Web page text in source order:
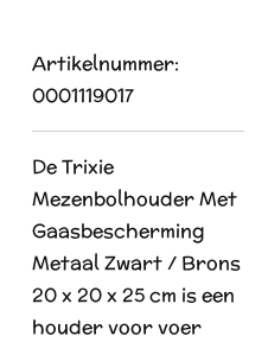
Artikelnummer:
0001119017
De Trixie
Mezenbolhouder Met
Gaasbescherming
Metaal Zwart / Brons
20 x 20 x 25 cm is een
houder voor voer